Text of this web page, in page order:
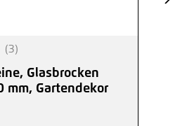
Bewertung von 4.67 von 5
(3)
Glasbrocken
mm, Gartendekor